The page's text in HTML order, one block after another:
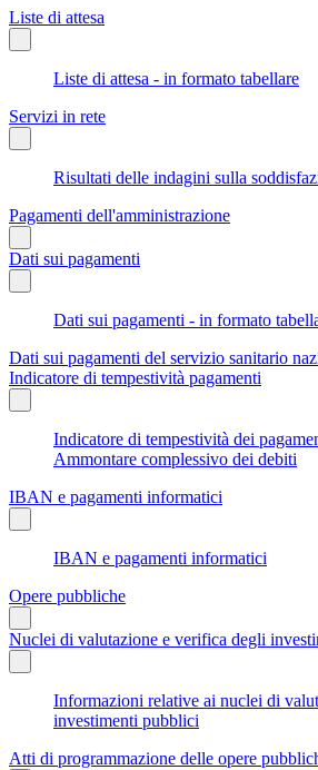
Liste di attesa
Liste di attesa - in formato tabellare
Servizi in rete
Risultati delle indagini sulla
Pagamenti dell'amministrazione
Dati sui pagamenti
Dati sui pagamenti - in formato
Dati sui pagamenti del servizio sanitario
Indicatore di tempestività pagamenti
Indicatore di tempestività dei
Ammontare complessivo dei debiti
IBAN e pagamenti informatici
IBAN e pagamenti informatici
Opere pubbliche
Nuclei di valutazione e verifica degli
Informazioni relative ai nuclei di
investimenti pubblici
Atti di programmazione delle opere